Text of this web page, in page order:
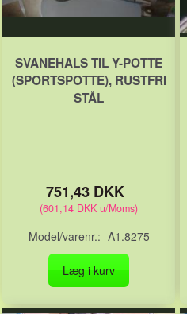
SVANEHALS TIL Y-POTTE
(SPORTSPOTTE), RUSTFRI
STÅL
751,43 DKK
(601,14 DKK u/Moms)
Model/varenr.: A1.8275
Læg i kurv